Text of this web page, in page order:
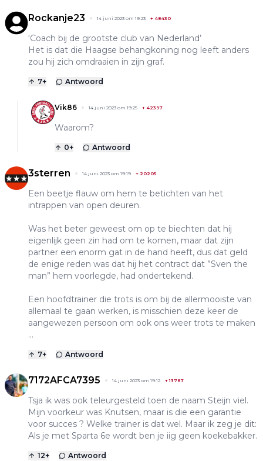
Rockanje23 14 juni 2023 om 19:23 + 48430
‘Coach bij de grootste club van Nederland’
Het is dat die Haagse behangkoning nog leeft anders
zou hij zich omdraaien in zijn graf.
7+ Antwoord
Vik86 14 juni 2023 om 19:25 + 42397
Waarom?
0+ Antwoord
3sterren 14 juni 2023 om 19:19 + 20205
Een beetje flauw om hem te betichten van het
intrappen van open deuren.
Was het beter geweest om op te biechten dat hij
eigenlijk geen zin had om te komen, maar dat zijn
partner een enorm gat in de hand heeft, dus dat geld
de enige reden was dat hij het contract dat ”Sven the
man” hem voorlegde, had ondertekend.
Een hoofdtrainer die trots is om bij de allermooiste van
allemaal te gaan werken, is misschien deze keer de
aangewezen persoon om ook ons weer trots te maken
...
7+ Antwoord
7172AFCA7395 14 juni 2023 om 19:12 +13787
Tsja ik was ook teleurgesteld toen de naam Steijn viel.
Mijn voorkeur was Knutsen, maar is die een garantie
voor succes ? Welke trainer is dat wel. Maar ik zeg je dit:
Als je met Sparta 6e wordt ben je iig geen koekebakker.
12+ Antwoord